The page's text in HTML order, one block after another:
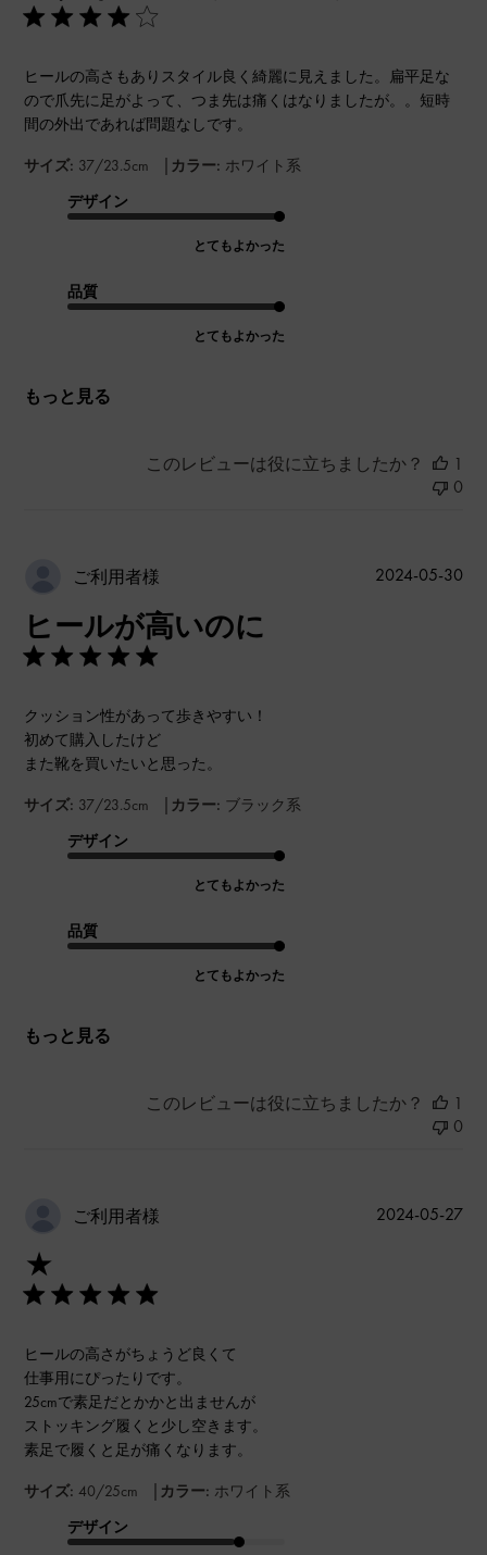
ヒールの高さもありスタイル良く綺麗に見えました。扁平足な
ので爪先に足がよって、つま先は痛くはなりましたが。。短時
間の外出であれば問題なしです。
サイズ: 37/23.5cm | カラー: ホワイト系
デザイン
とてもよかった
品質
とてもよかった
もっと見る
このレビューは役に立ちましたか？
1
0
ご利用者様
ヒールが高いのに
クッション性があって歩きやすい！
初めて購入したけど
また靴を買いたいと思った。
サイズ: 37/23.5cm | カラー: ブラック系
デザイン
とてもよかった
品質
とてもよかった
もっと見る
公
2024-05-30
このレビューは役に立ちましたか？
1
0
ご利用者様
★
ヒールの高さがちょうど良くて
仕事用にぴったりです。
25cmで素足だとかかと出ませんが
ストッキング履くと少し空きます。
素足で履くと足が痛くなります。
サイズ: 40/25cm | カラー: ホワイト系
デザイン
公
2024-05-27